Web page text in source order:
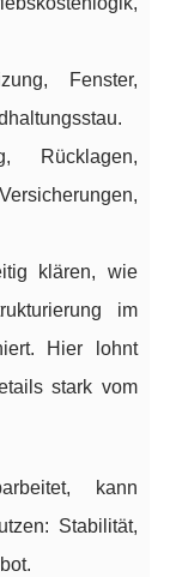
Fenster,
Rücklagen,
klären, wie
im
Hier lohnt
stark vom
kann
Stabilität,